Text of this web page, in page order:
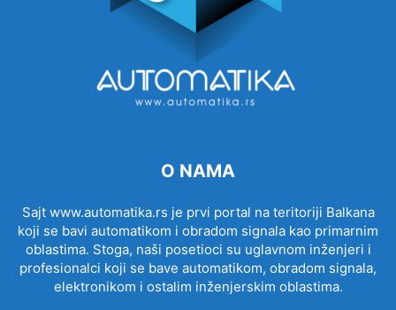
O NAMA
Sajt www.automatika.rs je prvi portal na teritoriji Balkana
koji se bavi automatikom i obradom signala kao primarnim
oblastima. Stoga, naši posetioci su uglavnom inženjeri i
profesionalci koji se bave automatikom, obradom signala,
elektronikom i ostalim inženjerskim oblastima.